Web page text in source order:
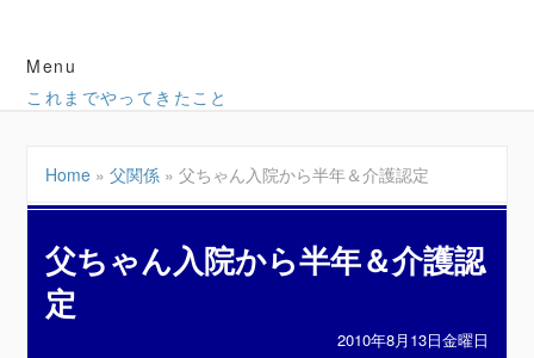
Menu
これまでやってきたこと
Home »父関係 »父ちゃん入院から半年＆介護認定
父ちゃん入院から半年＆介護認
定
2010年8月13日金曜日